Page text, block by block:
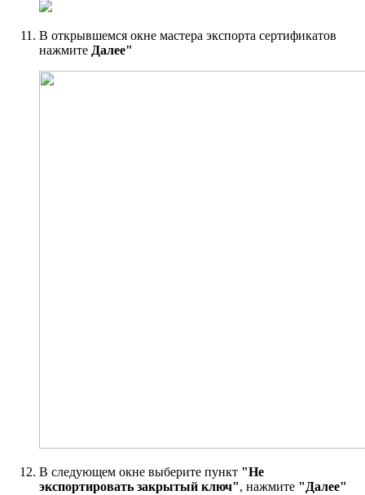
В открывшемся окне мастера экспорта сертификатов
нажмите Далее"
В следующем окне выберите пункт "Не
экспортировать закрытый ключ", нажмите "Далее"